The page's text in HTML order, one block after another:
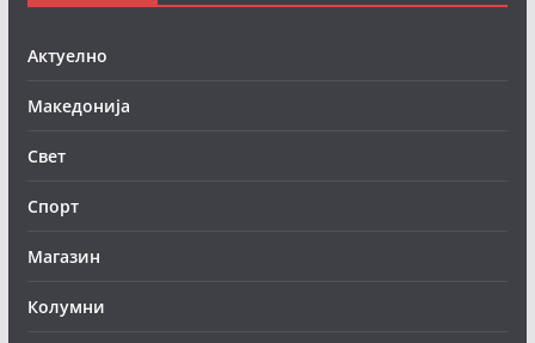
Актуелно
Македонија
Свет
Спорт
Магазин
Колумни